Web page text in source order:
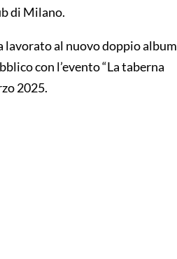
di Milano.
lavorato al nuovo doppio album
con l’evento “La taberna
2025.